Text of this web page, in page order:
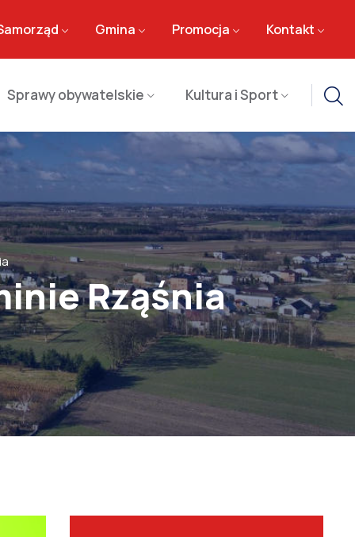
Gmina Promocja Kontakt
Sprawy obywatelskie Kultura i Sport
Rząśnia